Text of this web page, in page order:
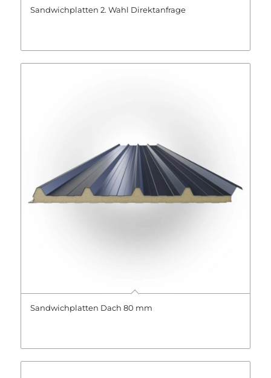
Sandwichplatten 2. Wahl Direktanfrage
Sandwichplatten Dach 80 mm